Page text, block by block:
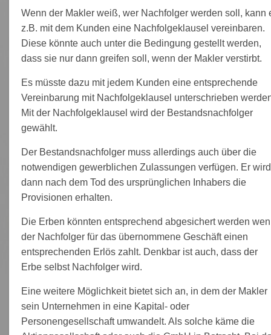
Wenn der Makler weiß, wer Nachfolger werden soll, kann
z.B. mit dem Kunden eine Nachfolgeklausel vereinbaren.
Diese könnte auch unter die Bedingung gestellt werden,
dass sie nur dann greifen soll, wenn der Makler verstirbt.
Es müsste dazu mit jedem Kunden eine entsprechende
Vereinbarung mit Nachfolgeklausel unterschrieben
Mit der Nachfolgeklausel wird der Bestandsnachfolger
gewählt.
Der Bestandsnachfolger muss allerdings auch über die
notwendigen gewerblichen Zulassungen verfügen. Er wird
dann nach dem Tod des ursprünglichen Inhabers die
Provisionen erhalten.
Die Erben könnten entsprechend abgesichert werden
der Nachfolger für das übernommene Geschäft einen
entsprechenden Erlös zahlt. Denkbar ist auch, dass der
Erbe selbst Nachfolger wird.
Eine weitere Möglichkeit bietet sich an, in dem der Makler
sein Unternehmen in eine Kapital- oder
Personengesellschaft umwandelt. Als solche käme die